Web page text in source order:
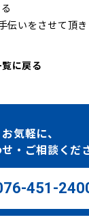
伝いをさせて頂き
に戻る
お気軽に、
・ご相談くだ
451-